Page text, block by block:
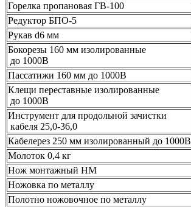
Горелка пропановая ГВ-100
Редуктор БПО-5
Рукав d6 мм
Бокорезы 160 мм изолированные
до 1000В
Пассатижи 160 мм до 1000В
Клещи переставные изолированные
до 1000В
Инструмент для продольной зачистки
кабеля 25,0-36,0
Кабелерез 250 мм изолированный до 1000В
Молоток 0,4 кг
Нож монтажный НМ
Ножовка по металлу
Полотно ножовочное по металлу